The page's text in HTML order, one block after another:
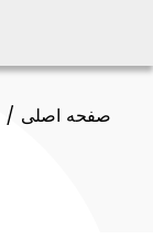
صفحه اصلی /